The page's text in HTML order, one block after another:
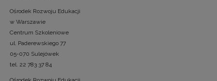
Ośrodek Rozwoju Edukacji
w Warszawie
Centrum Szkoleniowe
ul. Paderewskiego 77
05-070 Sulejówek
tel. 22 783 37 84